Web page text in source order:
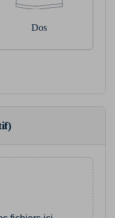
Dos